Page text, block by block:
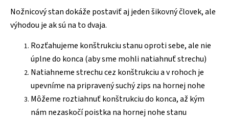
Nožnicový stan dokáže postaviť aj jeden šikovný človek, ale
výhodou je ak sú na to dvaja.
Rozťahujeme konštrukciu stanu oproti sebe, ale nie
úplne do konca (aby sme mohli natiahnuť strechu)
Natiahneme strechu cez konštrukciu a v rohoch je
upevníme na pripravený suchý zips na hornej nohe
Môžeme roztiahnuť konštrukciu do konca, až kým
nám nezaskočí poistka na hornej nohe stanu